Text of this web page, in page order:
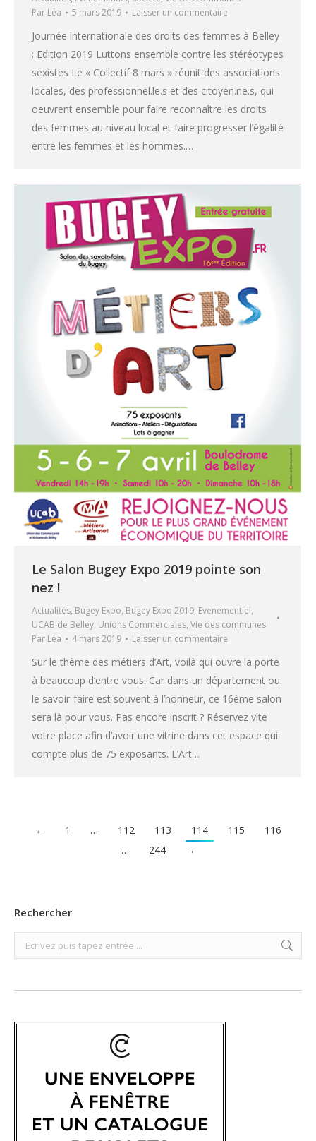
Par Léa 5 mars 2019 Laisser un commentaire
Journée internationale des droits des femmes à Belley
: Edition 2019 Luttons ensemble contre les stéréotypes
sexistes Le « Collectif 8 mars » réunit des associations
locales, des professionnel.le.s et des citoyen.ne.s, qui
oeuvrent ensemble pour faire reconnaître les droits
des femmes au niveau local et faire progresser l’égalité
entre les femmes et les hommes.…
Le Salon Bugey Expo 2019 pointe son
nez !
Actualités, Bugey Expo, Bugey Expo 2019, Evenementiel,
UCAB de Belley, Unions Commerciales, Vie des communes
Par Léa 4 mars 2019 Laisser un commentaire
Sur le thème des métiers d’Art, voilà qui ouvre la porte
à beaucoup d’entre vous. Car dans un département ou
le savoir-faire est souvent à l’honneur, ce 16ème salon
sera là pour vous. Pas encore inscrit ? Réservez vite
votre place afin d’avoir une vitrine dans cet espace qui
compte plus de 75 exposants. L’Art…
← 1 … 112 113 114 115
116
…
244 →
Rechercher
Search: